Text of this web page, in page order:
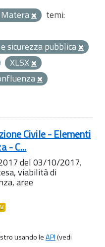
Matera
temi:
sicurezza pubblica
XLSX
Civile - Elementi
- C...
del 03/10/2017.
viabilità di
aree
usando leAPI(vedi